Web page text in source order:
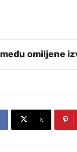
omiljene
X